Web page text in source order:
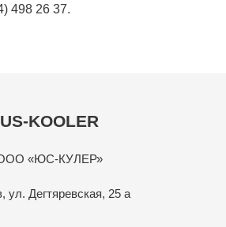
498 26 37.
US-KOOLER
«ЮС-КУЛЕР»
ул. Дегтяревская, 25 а